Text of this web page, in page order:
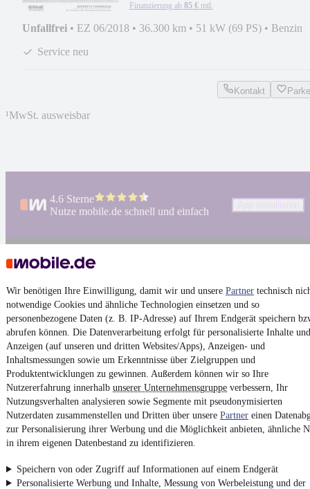
Wir benötigen Ihre Einwilligung, damit wir und unsere Partner technisch
notwendige Cookies und ähnliche Technologien einsetzen und so
personenbezogene Daten (z. B. IP-Adresse) auf Ihrem Endgerät speichern
abrufen können. Die Datenverarbeitung erfolgt für personalisierte Inhalte und
Anzeigen (auf unseren und dritten Websites/Apps), Anzeigen- und
Inhaltsmessungen sowie um Erkenntnisse über Zielgruppen und
Produktentwicklungen zu gewinnen. Außerdem können wir so Ihre
Nutzererfahrung innerhalb unserer Unternehmensgruppe verbessern, Ihr
Nutzungsverhalten analysieren sowie Segmente mit pseudonymisierten
Nutzerdaten zusammenstellen und Dritten über unsere Partner einen
zur Personalisierung ihrer Werbung und die Möglichkeit anbieten, ähnliche
in ihrem eigenen Datenbestand zu identifizieren.
Speichern von oder Zugriff auf Informationen auf einem Endgerät
Personalisierte Werbung und Inhalte, Messung von Werbeleistung und der
Finanzierung ab 85 € mtl.
Unfallfrei • EZ 06/2018 • 36.300 km • 51 kW (69 PS) • Benzin
Service neu
Kontakt
¹MwSt. ausweisbar
4.6 Sterne
Nutze mobile.de schnell und einfach
Impressum
Vertrag widerrufen
Datenschutz
Datenschutzeinstellungen
Erklärung zur Barrierefreiheit
Report Security Vulnerability (English)
Powered by
Fahrzeuge gibt es bei mobile.de